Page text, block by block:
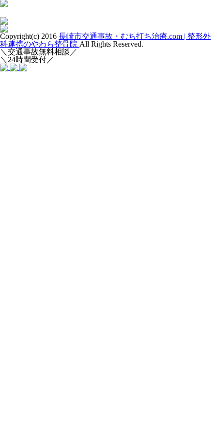
Copyright(c) 2016 長崎市交通事故・むち打ち治療.com | 整形外
科連携のやわら整骨院 All Rights Reserved.
＼交通事故無料相談／
＼24時間受付／